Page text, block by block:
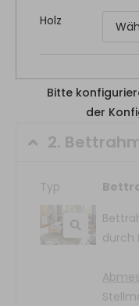
Holz
2.
Typ
durch
Bitte
der